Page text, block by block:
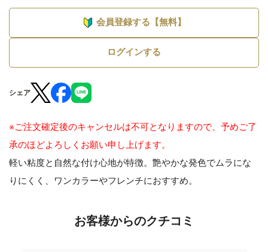
会員登録する【無料】
ログインする
シェア
※ご注文確定後のキャンセルは不可となりますので、予めご了
承のほどよろしくお願い申し上げます。
軽い粘度と自然な付け心地が特徴。艶やかな発色でムラにな
りにくく、ワンカラーやフレンチにおすすめ。
お客様からのクチコミ